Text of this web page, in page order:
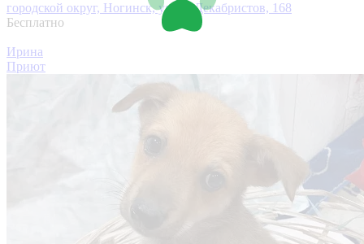
городской округ, Ногинск, улица Декабристов, 168
Бесплатно
Ирина
Приют